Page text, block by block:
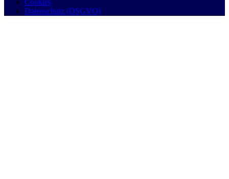
Cookies
Datenschutz (DSGVO)